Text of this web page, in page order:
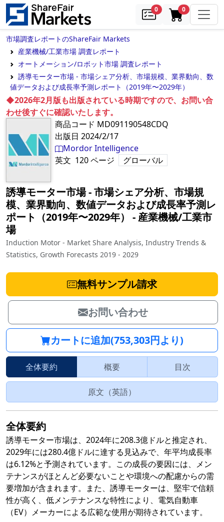
0samples0in cart
市場調査レポートのShareFair Markets
産業機械/工業市場 調査レポート
オートメーション/ロボット市場 調査レポート
誘導モーター市場 - 市場シェア分析、市場規模、業界動向、数
値データおよび成長率予測レポート（2019年〜2029年）
◆2026年2月版も出版されている時期ですので、お問い合
わせ後すぐに確認いたします。
商品コード MD091190548CDQ
出版日 2024/2/17
Mordor Intelligence
英文 120ページ グローバル
誘導モーター市場 - 市場シェア分析、市場規
模、業界動向、数値データおよび成長率予測レ
ポート（2019年〜2029年）
‐ 産業機械/工業市
場
Induction Motor - Market Share Analysis, Industry Trends &
Statistics, Growth Forecasts 2019 - 2029
無料サンプル請求
お問い合わせ
カートに追加(753,303円より)
全体要約 概要 目次
原文（英語）
全体要約
誘導モーター市場は、2024年に208.3億ドルと推定され、
2029年には280.4億ドルに達する見込みで、年平均成長率
は6.12%と予測されています。この成長の要因には、メン
テナンスがほとんど必要ないことや環境への配慮からの需
要増加が含まれます。また、誘導モーターは、堅牢で信頼
性が高く、低メンテナンスな特性により、電気自動車
（EV）メーカーによる広範な使用が期待されています。